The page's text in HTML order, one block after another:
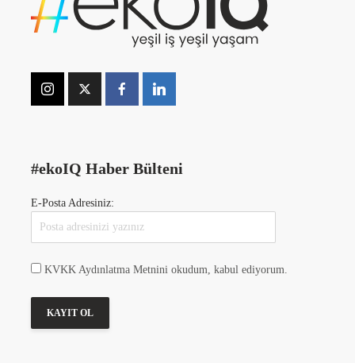
#ekoIQ Haber Bülteni
E-Posta Adresiniz:
KVKK Aydınlatma Metnini okudum, kabul ediyorum.